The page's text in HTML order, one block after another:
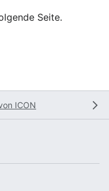
Seite.
ICON